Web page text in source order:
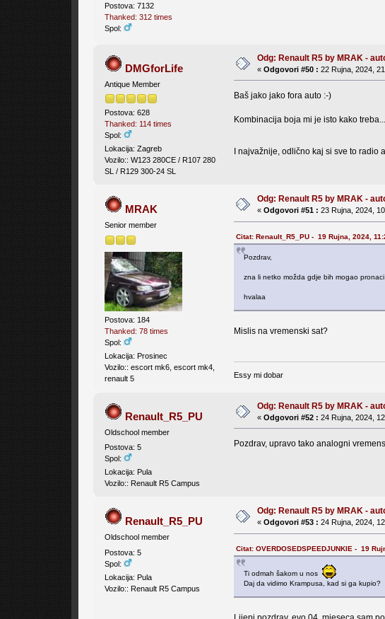
Postova: 7132
Thanked: 312 times
Spol:
DMGforLife
Antique Member
Postova: 628
Thanked: 114 times
Spol:
Lokacija: Zagreb
Vozilo:: W123 280CE / R107 280
SL / R129 300-24 SL
Odg: Renault R5 by MRAK -
« Odgovori #50 : 22 Rujna, 2024,
Baš jako jako fora auto :-)
Kombinacija boja mi je isto kako treba...
I najvažnije, odlično kaj si sve to radio
MRAK
Senior member
Postova: 184
Thanked: 78 times
Spol:
Lokacija: Prosinec
Vozilo:: escort mk6, escort mk4,
renault 5
Odg: Renault R5 by MRAK -
« Odgovori #51 : 23 Rujna, 2024,
Citat: Renault_R5_PU - 19 Rujna, 2024,
Pozdrav,
zna li netko možda gdje bih mogao
hvalaa
Mislis na vremenski sat?
Essy mi dobar
Renault_R5_PU
Oldschool member
Postova: 5
Spol:
Lokacija: Pula
Vozilo:: Renault R5 Campus
Odg: Renault R5 by MRAK -
« Odgovori #52 : 24 Rujna, 2024,
Pozdrav, upravo tako analogni
Renault_R5_PU
Oldschool member
Postova: 5
Spol:
Lokacija: Pula
Vozilo:: Renault R5 Campus
Odg: Renault R5 by MRAK -
« Odgovori #53 : 24 Rujna, 2024,
Citat: OVERDOSEDSPEEDJUNKIE - 19
Ti odmah šakom u nos
Daj da vidimo Krampusa, kad si ga kupio?